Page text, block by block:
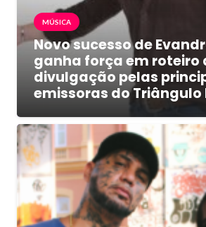
MÚSICA
Novo sucesso de
ganha força em roteiro
divulgação pelas
emissoras do Triângulo